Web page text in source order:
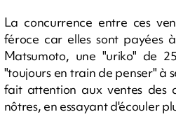
La concurrence entre ces
féroce car elles sont payées
Matsumoto, une "uriko" de
"toujours en train de penser" à
fait attention aux ventes des
nôtres, en essayant d'écouler